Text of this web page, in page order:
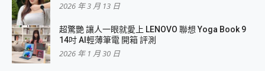
2026 年 3 月 13 日
超驚艷 讓人一眼就愛上 LENOVO 聯想 Yoga Book 9
14吋 AI輕薄筆電 開箱 評測
2026 年 1 月 30 日